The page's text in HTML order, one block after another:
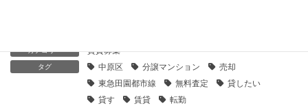
カテゴリー 賃貸募集
タグ 中原区 分譲マンション
売却
東急田園都市線
無料査定
貸したい
貸す
賃貸 転勤